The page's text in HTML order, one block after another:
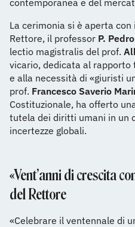
contemporanea e del
La cerimonia si è aperta
Rettore, il professor P.
lectio magistralis del prof.
vicario, dedicata al rapporto
e alla necessità di «giuristi
prof. Francesco Saverio
Costituzionale, ha offerto
tutela dei diritti umani in un
incertezze globali.
«Vent’anni di crescita
del Rettore
«Celebrare il ventennale di